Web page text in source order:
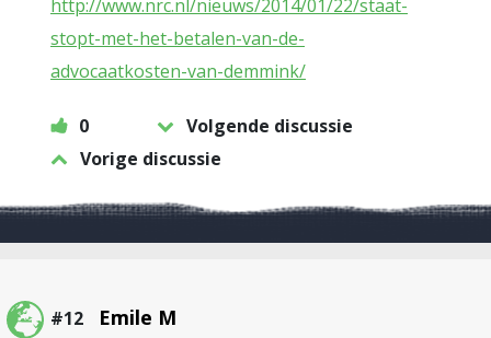
http://www.nrc.nl/nieuws/2014/01/22/staat-
stopt-met-het-betalen-van-de-
advocaatkosten-van-demmink/
0
Volgende discussie
Vorige discussie
#12 Emile M